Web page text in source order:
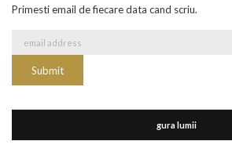
Primesti email de fiecare data cand scriu.
gura lumii